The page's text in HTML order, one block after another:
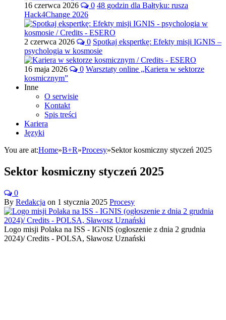
16 czerwca 2026 0 48 godzin dla Bałtyku: rusza
Hack4Change 2026
2 czerwca 2026 0 Spotkaj ekspertkę: Efekty misji IGNIS –
psychologia w kosmosie
16 maja 2026 0 Warsztaty online „Kariera w sektorze
kosmicznym”
Inne
O serwisie
Kontakt
Spis treści
Kariera
Języki
You are at:Home»B+R»Procesy»Sektor kosmiczny styczeń 2025
Sektor kosmiczny styczeń 2025
0
By Redakcja on 1 stycznia 2025 Procesy
Logo misji Polaka na ISS - IGNIS (ogłoszenie z dnia 2 grudnia
2024)/ Credits - POLSA, Sławosz Uznański